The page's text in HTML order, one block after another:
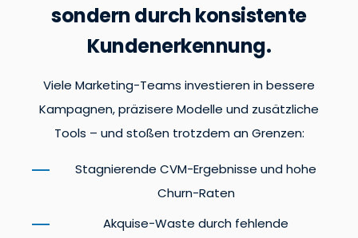
sondern durch konsistente
Kundenerkennung.
Viele Marketing-Teams investieren in bessere
Kampagnen, präzisere Modelle und zusätzliche
Tools – und stoßen trotzdem an Grenzen:
Stagnierende CVM-Ergebnisse und hohe
Churn-Raten
Akquise-Waste durch fehlende